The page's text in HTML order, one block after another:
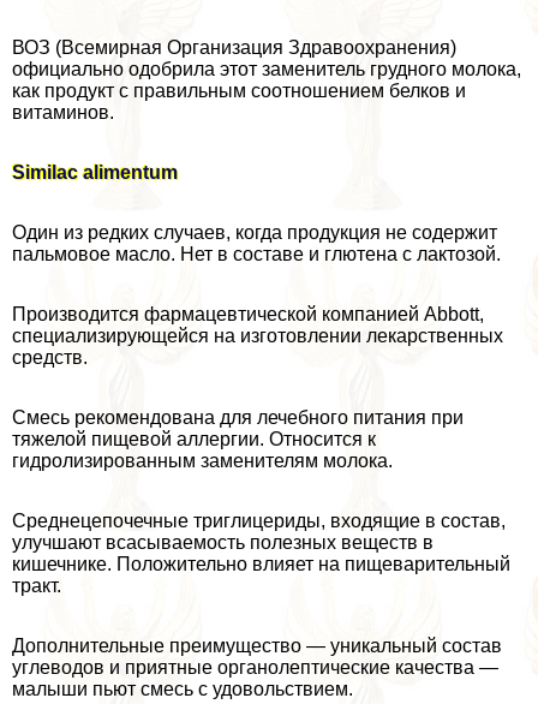
ВОЗ (Всемирная Организация Здравоохранения)
официально одобрила этот заменитель грудного молока,
как продукт с правильным соотношением белков и
витаминов.
Similac alimentum
Один из редких случаев, когда продукция не содержит
пальмовое масло. Нет в составе и глютена с лактозой.
Производится фармацевтической компанией Abbott,
специализирующейся на изготовлении лекарственных
средств.
Смесь рекомендована для лечебного питания при
тяжелой пищевой аллергии. Относится к
гидролизированным заменителям молока.
Среднецепочечные триглицериды, входящие в состав,
улучшают всасываемость полезных веществ в
кишечнике. Положительно влияет на пищеварительный
тpaкт.
Дополнительные преимущество — уникальный состав
углеводов и приятные органолептические качества —
малыши пьют смесь с удовольствием.